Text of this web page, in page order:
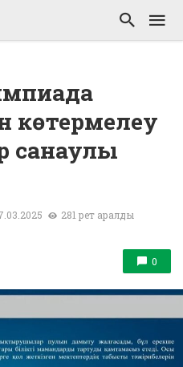
көтермелеу
санаулы
281 рет қаралды
0